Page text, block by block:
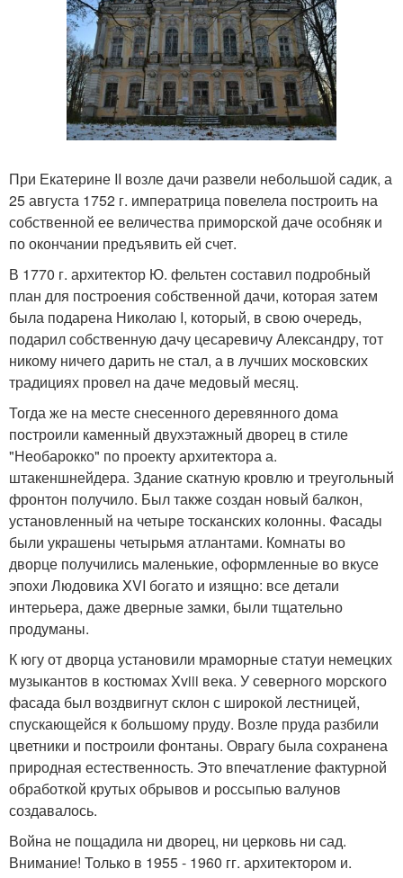
При Екатерине II возле дачи развели небольшой садик, а
25 августа 1752 г. императрица повелела построить на
собственной ее величества приморской даче особняк и
по окончании предъявить ей счет.
В 1770 г. архитектор Ю. фельтен составил подробный
план для построения собственной дачи, которая затем
была подарена Николаю I, который, в свою очередь,
подарил собственную дачу цесаревичу Александру, тот
никому ничего дарить не стал, а в лучших московских
традициях провел на даче медовый месяц.
Тогда же на месте снесенного деревянного дома
построили каменный двухэтажный дворец в стиле
"Необарокко" по проекту архитектора а.
штакеншнейдера. Здание скатную кровлю и треугольный
фронтон получило. Был также создан новый балкон,
установленный на четыре тосканских колонны. Фасады
были украшены четырьмя атлантами. Комнаты во
дворце получились маленькие, оформленные во вкусе
эпохи Людовика XVI богато и изящно: все детали
интерьера, даже дверные замки, были тщательно
продуманы.
К югу от дворца установили мраморные статуи немецких
музыкантов в костюмах Xviii века. У северного морского
фасада был воздвигнут склон с широкой лестницей,
спускающейся к большому пруду. Возле пруда разбили
цветники и построили фонтаны. Оврагу была сохранена
природная естественность. Это впечатление фактурной
обработкой крутых обрывов и россыпью валунов
создавалось.
Война не пощадила ни дворец, ни церковь ни сад.
Внимание! Только в 1955 - 1960 гг. архитектором и.